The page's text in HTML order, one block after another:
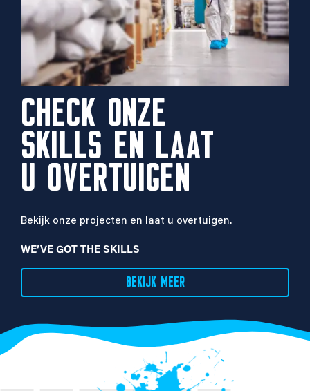
CHECK ONZE
SKILLS EN LAAT
U OVERTUIGEN
Bekijk onze projecten en laat u overtuigen.
WE’VE GOT THE SKILLS
BEKIJK MEER